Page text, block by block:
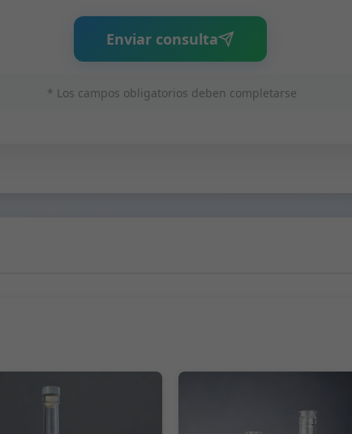
Enviar consulta
* Los campos obligatorios deben completarse